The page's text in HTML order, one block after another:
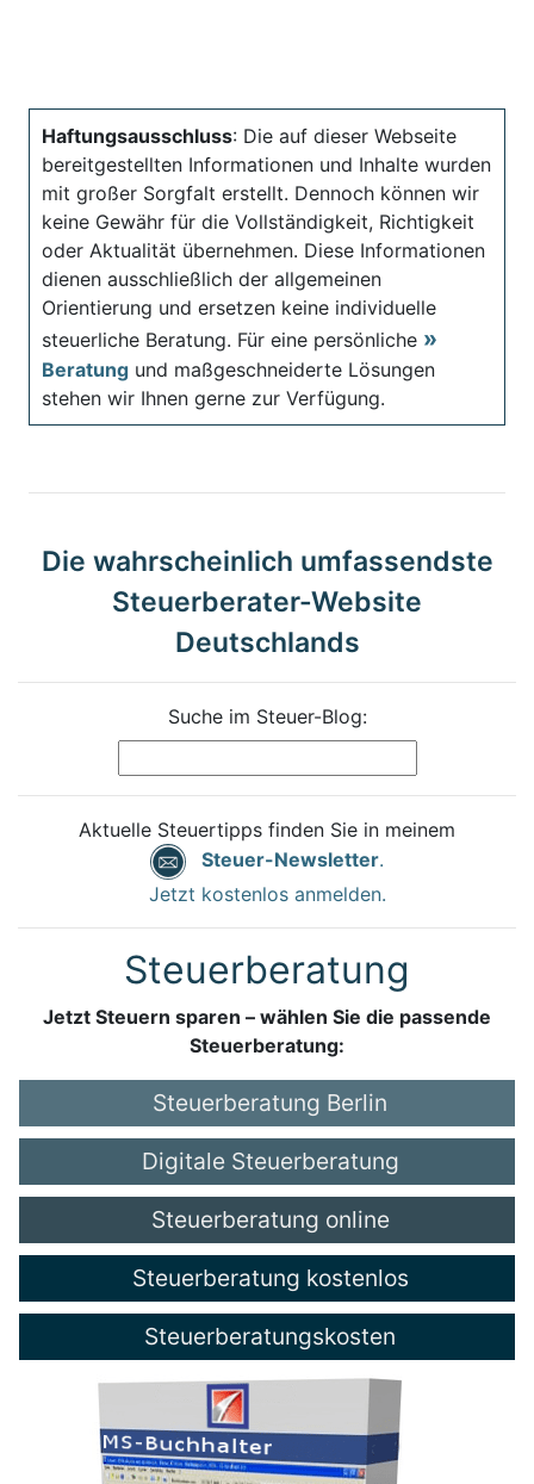
Haftungsausschluss: Die auf dieser Webseite
bereitgestellten Informationen und Inhalte wurden
mit großer Sorgfalt erstellt. Dennoch können wir
keine Gewähr für die Vollständigkeit, Richtigkeit
oder Aktualität übernehmen. Diese Informationen
dienen ausschließlich der allgemeinen
Orientierung und ersetzen keine individuelle
steuerliche Beratung. Für eine persönliche
Beratung und maßgeschneiderte Lösungen
stehen wir Ihnen gerne zur Verfügung.
Die wahrscheinlich umfassendste
Steuerberater-Website
Deutschlands
Suche im Steuer-Blog:
Aktuelle Steuertipps finden Sie in meinem
Steuer-Newsletter.
Jetzt kostenlos anmelden.
Steuerberatung
Jetzt Steuern sparen – wählen Sie die passende
Steuerberatung:
Steuerberatung Berlin
Digitale Steuerberatung
Steuerberatung online
Steuerberatung kostenlos
Steuerberatungskosten